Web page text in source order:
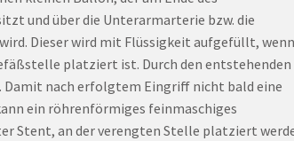
und über die Unterarmarterie bzw. die
Dieser wird mit Flüssigkeit aufgefüllt,
platziert ist. Durch den entstehenden
Damit nach erfolgtem Eingriff nicht bald eine
ein röhrenförmiges feinmaschiges
Stent, an der verengten Stelle platziert